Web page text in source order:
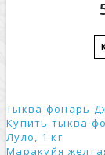
Тыква фонарь
Купить тыква
Луло, 1 кг
Маракуйя